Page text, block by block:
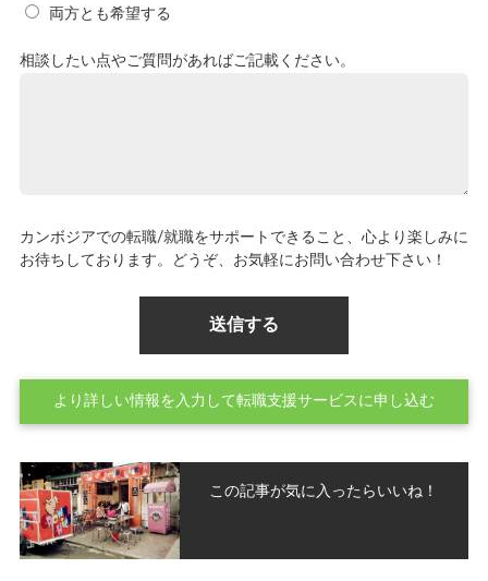
両方とも希望する
相談したい点やご質問があればご記載ください。
カンボジアでの転職/就職をサポートできること、心より楽しみに
お待ちしております。どうぞ、お気軽にお問い合わせ下さい！
より詳しい情報を入力して転職支援サービスに申し込む
この記事が気に入ったらいいね！